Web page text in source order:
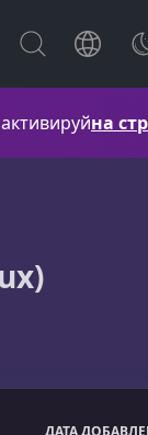
на
ДАТА